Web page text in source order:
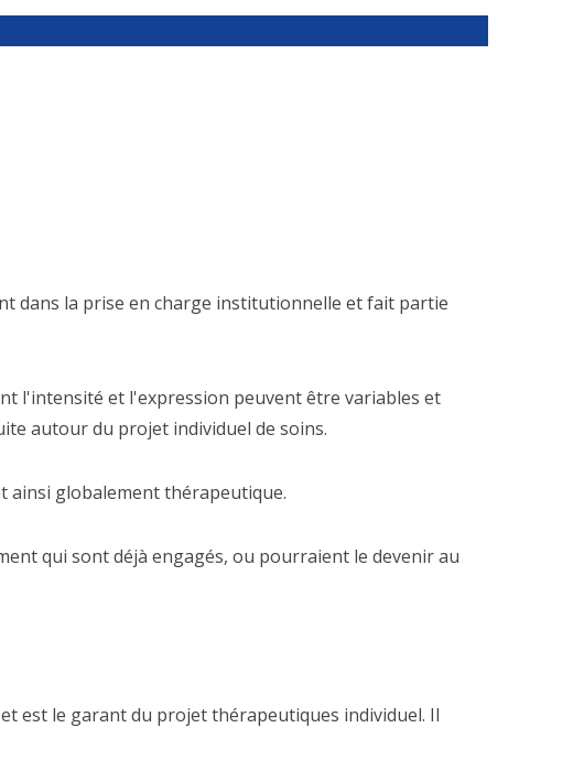
dans la prise en charge institutionnelle et fait partie
l'intensité et l'expression peuvent être variables et
autour du projet individuel de soins.
ainsi globalement thérapeutique.
qui sont déjà engagés, ou pourraient le devenir au
est le garant du projet thérapeutiques individuel. Il